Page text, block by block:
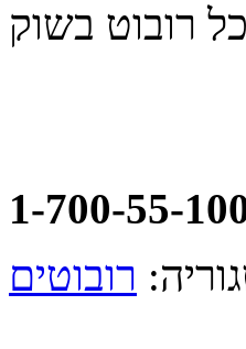
רובוטים